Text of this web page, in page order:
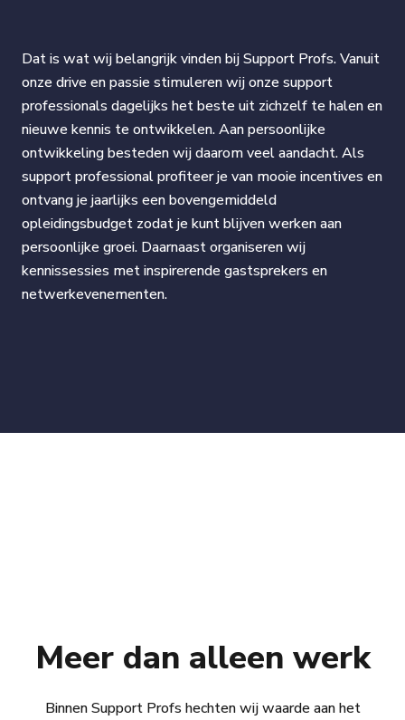
Dat is wat wij belangrijk vinden bij Support Profs. Vanuit
onze drive en passie stimuleren wij onze support
professionals dagelijks het beste uit zichzelf te halen en
nieuwe kennis te ontwikkelen. Aan persoonlijke
ontwikkeling besteden wij daarom veel aandacht. Als
support professional profiteer je van mooie incentives en
ontvang je jaarlijks een bovengemiddeld
opleidingsbudget zodat je kunt blijven werken aan
persoonlijke groei. Daarnaast organiseren wij
kennissessies met inspirerende gastsprekers en
netwerkevenementen.
Meer dan alleen werk
Binnen Support Profs hechten wij waarde aan het